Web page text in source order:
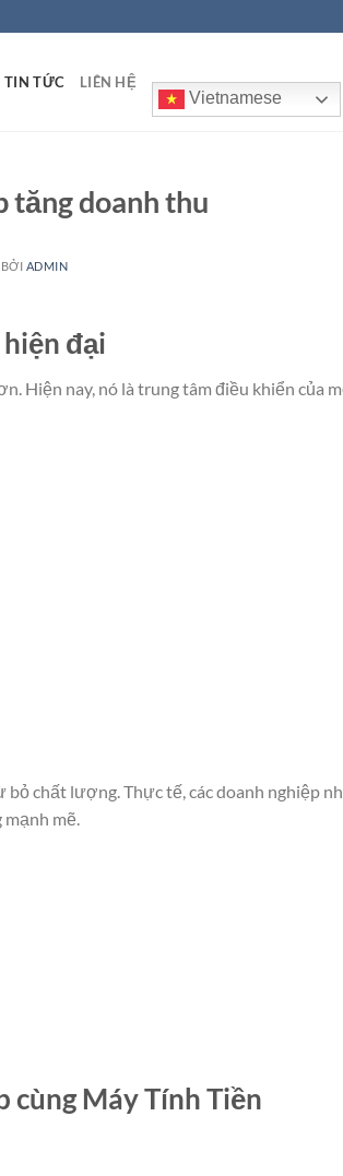
TIN TỨC LIÊN HỆ
Vietnamese
tăng doanh thu
BỞI ADMIN
đại
Hiện nay, nó là trung tâm điều khiển của
bỏ chất lượng. Thực tế, các doanh nghiệp
mạnh mẽ.
cùng Máy Tính Tiền